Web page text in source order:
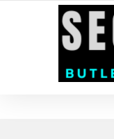
YOUR